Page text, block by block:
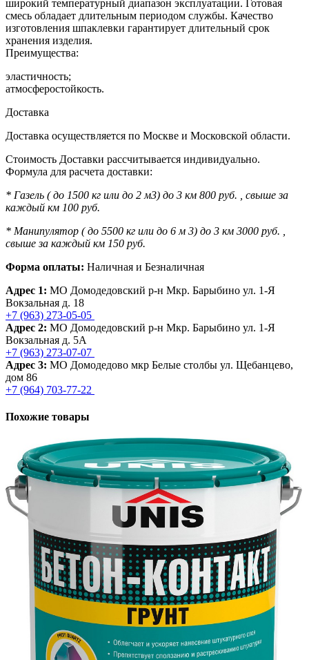
широкий температурный диапазон эксплуатации. Готовая
смесь обладает длительным периодом службы. Качество
изготовления шпаклевки гарантирует длительный срок
хранения изделия.
Преимущества:
эластичность;
атмосферостойкость.
Доставка
Доставка осуществляется по Москве и Московской области.
Стоимость Доставки рассчитывается индивидуально.
Формула для расчета доставки:
* Газель ( до 1500 кг или до 2 м3) до 3 км 800 руб. , свыше за
каждый км 100 руб.
* Манипулятор ( до 5500 кг или до 6 м 3) до 3 км 3000 руб. ,
свыше за каждый км 150 руб.
Форма оплаты: Наличная и Безналичная
Адрес 1: МО Домодедовский р-н Мкр. Барыбино ул. 1-Я
Вокзальная д. 18
+7 (963) 273-05-05
Адрес 2: МО Домодедовский р-н Мкр. Барыбино ул. 1-Я
Вокзальная д. 5А
+7 (963) 273-07-07
Адрес 3: МО Домодедово мкр Белые столбы ул. Щебанцево,
дом 86
+7 (964) 703-77-22
Похожие товары